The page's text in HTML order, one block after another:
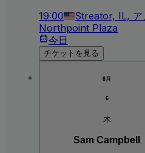
19:00 Streator, IL, ア
Northpoint Plaza
今日
チケットを見る
8月
6
木
Sam Campbell